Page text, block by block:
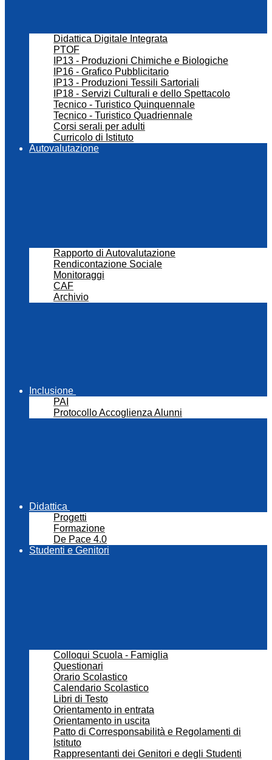
Didattica Digitale Integrata
PTOF
IP13 - Produzioni Chimiche e Biologiche
IP16 - Grafico Pubblicitario
IP13 - Produzioni Tessili Sartoriali
IP18 - Servizi Culturali e dello Spettacolo
Tecnico - Turistico Quinquennale
Tecnico - Turistico Quadriennale
Corsi serali per adulti
Curricolo di Istituto
Autovalutazione
Rapporto di Autovalutazione
Rendicontazione Sociale
Monitoraggi
CAF
Archivio
Inclusione
PAI
Protocollo Accoglienza Alunni
Didattica
Progetti
Formazione
De Pace 4.0
Studenti e Genitori
Colloqui Scuola - Famiglia
Questionari
Orario Scolastico
Calendario Scolastico
Libri di Testo
Orientamento in entrata
Orientamento in uscita
Patto di Corresponsabilità e Regolamenti di
Istituto
Rappresentanti dei Genitori e degli Studenti